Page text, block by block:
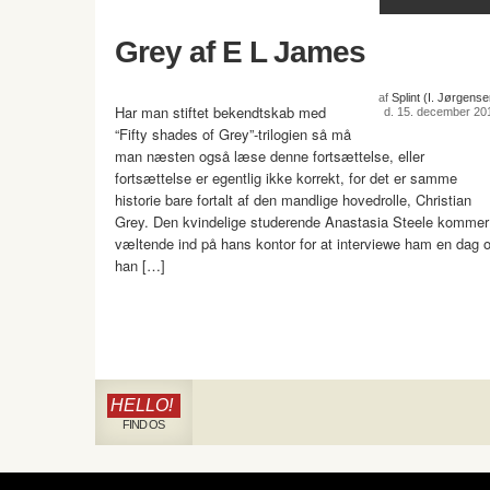
Grey af E L James
af Splint (I.
d. 15. december
Har man stiftet bekendtskab med
“Fifty shades of Grey”-trilogien så må
man næsten også læse denne fortsættelse, eller
fortsættelse er egentlig ikke korrekt, for det er samme
historie bare fortalt af den mandlige hovedrolle, Christian
Grey. Den kvindelige studerende Anastasia Steele kommer
væltende ind på hans kontor for at interviewe ham en dag
han […]
HELLO!
FIND OS